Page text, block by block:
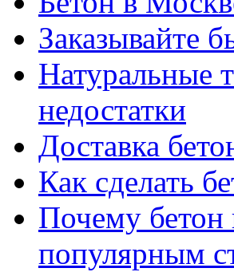
Заказывайте
Натуральные
недостатки
Доставка
Как сделать
Почему
популярным